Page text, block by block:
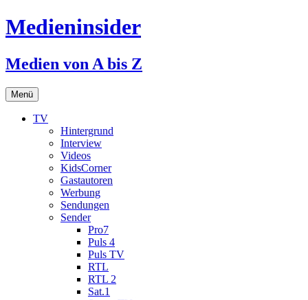
Medieninsider
Medien von A bis Z
Menü Zum
Inhalt
springen
TV
Hintergrund
Interview
Videos
KidsCorner
Gastautoren
Werbung
Sendungen
Sender
Pro7
Puls 4
Puls TV
RTL
RTL 2
Sat.1